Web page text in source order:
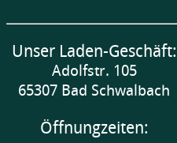
Unser Laden-Geschäft:
Adolfstr. 105
65307 Bad Schwalbach
Öffnungzeiten: